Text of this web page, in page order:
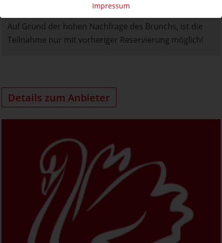
Impressum
und Feiertag von 10:00 bis 13:00 statt.
Auf Grund der hohen Nachfrage des Brunchs, ist die
Teilnahme nur mit vorheriger Reservierung möglich!
Details zum Anbieter